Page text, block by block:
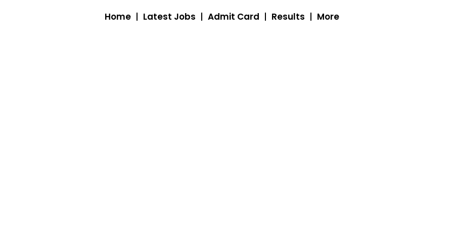
Home Latest Jobs Admit Card Results More